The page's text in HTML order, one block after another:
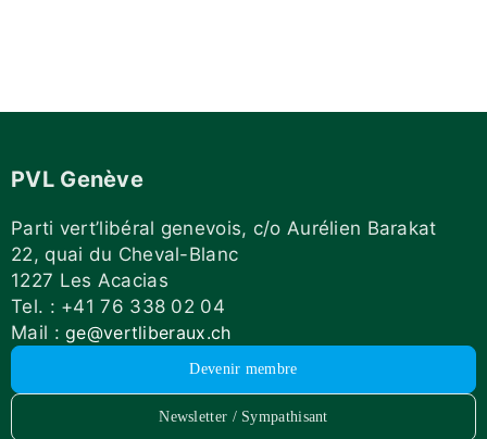
PVL Genève
Parti vert’libéral genevois, c/o Aurélien Barakat
22, quai du Cheval-Blanc
1227 Les Acacias
Tel. : +41 76 338 02 04
Mail :ge@vertliberaux.ch
Devenir membre
Newsletter / Sympathisant